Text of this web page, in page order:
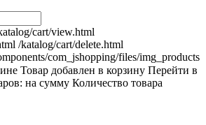
cart/view.html
/katalog/cart/delete.html
com_jshopping/files/img_products
Товар добавлен в корзину Перейти в
на сумму Количество товара